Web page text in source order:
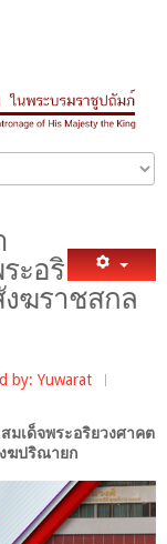
ะอริ
ฆราชสกล
by: Yuwarat
มเด็จพระอริยวงศาคต
ฆปริณายก